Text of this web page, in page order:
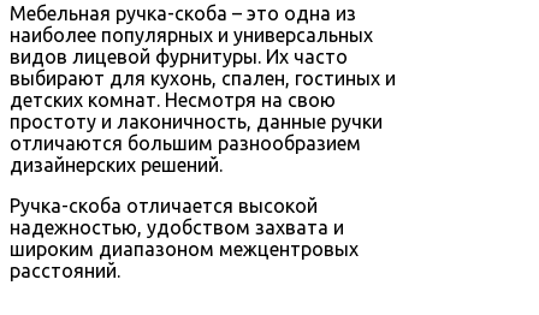
Мебельная ручка-скоба – это одна из
наиболее популярных и универсальных
видов лицевой фурнитуры. Их часто
выбирают для кухонь, спален, гостиных и
детских комнат. Несмотря на свою
простоту и лаконичность, данные ручки
отличаются большим разнообразием
дизайнерских решений.
Ручка-скоба отличается высокой
надежностью, удобством захвата и
широким диапазоном межцентровых
расстояний.